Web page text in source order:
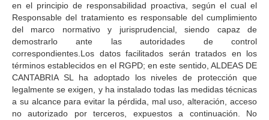
en el principio de responsabilidad proactiva, según el cual el
Responsable del tratamiento es responsable del cumplimiento
del marco normativo y jurisprudencial, siendo capaz de
demostrarlo ante las autoridades de control
correspondientes.Los datos facilitados serán tratados en los
términos establecidos en el RGPD; en este sentido, ALDEAS DE
CANTABRIA SL ha adoptado los niveles de protección que
legalmente se exigen, y ha instalado todas las medidas técnicas
a su alcance para evitar la pérdida, mal uso, alteración, acceso
no autorizado por terceros, expuestos a continuación. No